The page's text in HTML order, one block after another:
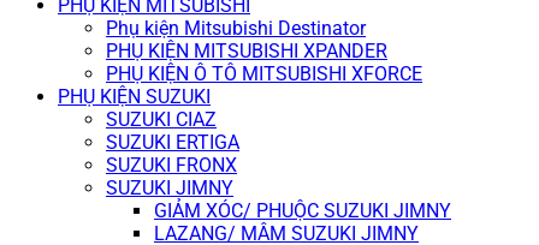
PHỤ KIỆN MITSUBISHI
Phụ kiện Mitsubishi Destinator
PHỤ KIỆN MITSUBISHI XPANDER
PHỤ KIỆN Ô TÔ MITSUBISHI XFORCE
PHỤ KIỆN SUZUKI
SUZUKI CIAZ
SUZUKI ERTIGA
SUZUKI FRONX
SUZUKI JIMNY
GIẢM XÓC/ PHUỘC SUZUKI JIMNY
LAZANG/ MÂM SUZUKI JIMNY